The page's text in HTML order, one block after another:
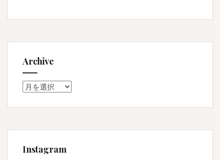
Archive
Archive
Instagram